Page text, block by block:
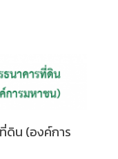
ดิน (องค์การ